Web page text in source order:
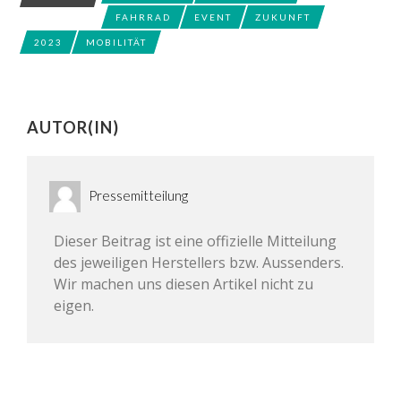
FAHRRAD EVENT ZUKUNFT
2023 MOBILITÄT
AUTOR(IN)
Pressemitteilung
Dieser Beitrag ist eine offizielle Mitteilung
des jeweiligen Herstellers bzw. Aussenders.
Wir machen uns diesen Artikel nicht zu
eigen.